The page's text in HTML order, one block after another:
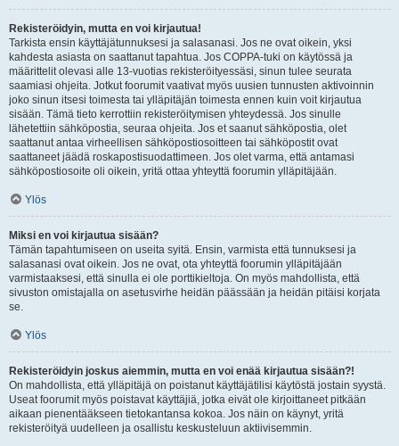
Rekisteröidyin, mutta en voi kirjautua!
Tarkista ensin käyttäjätunnuksesi ja salasanasi. Jos ne ovat oikein, yksi
kahdesta asiasta on saattanut tapahtua. Jos COPPA-tuki on käytössä ja
määrittelit olevasi alle 13-vuotias rekisteröityessäsi, sinun tulee seurata
saamiasi ohjeita. Jotkut foorumit vaativat myös uusien tunnusten aktivoinnin
joko sinun itsesi toimesta tai ylläpitäjän toimesta ennen kuin voit kirjautua
sisään. Tämä tieto kerrottiin rekisteröitymisen yhteydessä. Jos sinulle
lähetettiin sähköpostia, seuraa ohjeita. Jos et saanut sähköpostia, olet
saattanut antaa virheellisen sähköpostiosoitteen tai sähköpostit ovat
saattaneet jäädä roskapostisuodattimeen. Jos olet varma, että antamasi
sähköpostiosoite oli oikein, yritä ottaa yhteyttä foorumin ylläpitäjään.
Ylös
Miksi en voi kirjautua sisään?
Tämän tapahtumiseen on useita syitä. Ensin, varmista että tunnuksesi ja
salasanasi ovat oikein. Jos ne ovat, ota yhteyttä foorumin ylläpitäjään
varmistaaksesi, että sinulla ei ole porttikieltoja. On myös mahdollista, että
sivuston omistajalla on asetusvirhe heidän päässään ja heidän pitäisi korjata
se.
Ylös
Rekisteröidyin joskus aiemmin, mutta en voi enää kirjautua sisään?!
On mahdollista, että ylläpitäjä on poistanut käyttäjätilisi käytöstä jostain syystä.
Useat foorumit myös poistavat käyttäjiä, jotka eivät ole kirjoittaneet pitkään
aikaan pienentääkseen tietokantansa kokoa. Jos näin on käynyt, yritä
rekisteröityä uudelleen ja osallistu keskusteluun aktiivisemmin.